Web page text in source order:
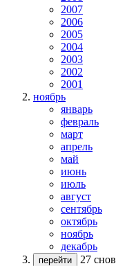
2007
2006
2005
2004
2003
2002
2001
ноябрь
январь
февраль
март
апрель
май
июнь
июль
август
сентябрь
октябрь
ноябрь
декабрь
перейти 27 снов